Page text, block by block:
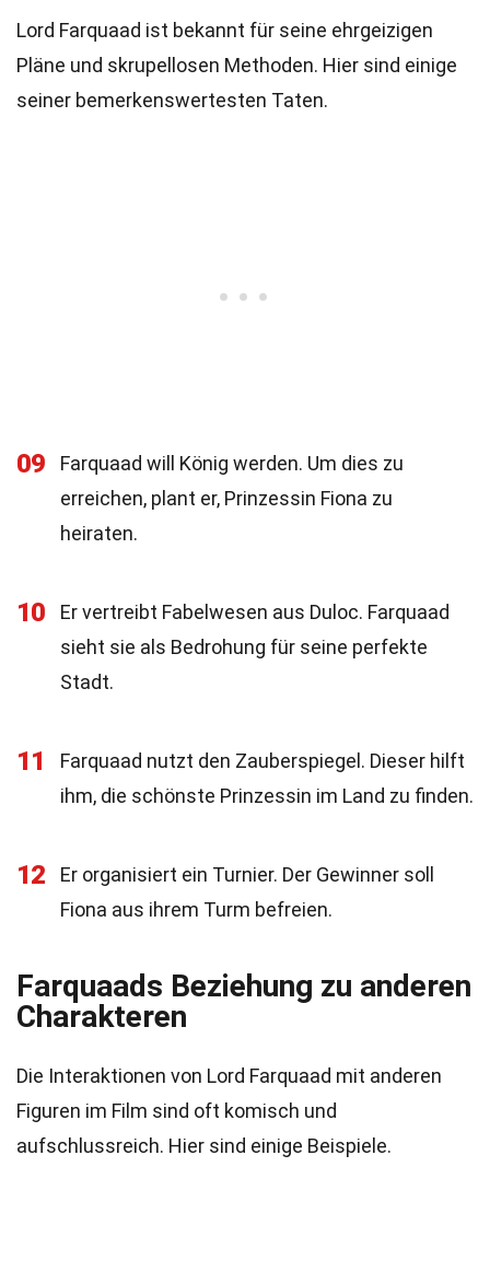
Lord Farquaad ist bekannt für seine ehrgeizigen
Pläne und skrupellosen Methoden. Hier sind einige
seiner bemerkenswertesten Taten.
09
Farquaad will König werden. Um dies zu
erreichen, plant er, Prinzessin Fiona zu
heiraten.
10
Er vertreibt Fabelwesen aus Duloc. Farquaad
sieht sie als Bedrohung für seine perfekte
Stadt.
11
Farquaad nutzt den Zauberspiegel. Dieser hilft
ihm, die schönste Prinzessin im Land zu finden.
12
Er organisiert ein Turnier. Der Gewinner soll
Fiona aus ihrem Turm befreien.
Farquaads Beziehung zu anderen
Charakteren
Die Interaktionen von Lord Farquaad mit anderen
Figuren im Film sind oft komisch und
aufschlussreich. Hier sind einige Beispiele.